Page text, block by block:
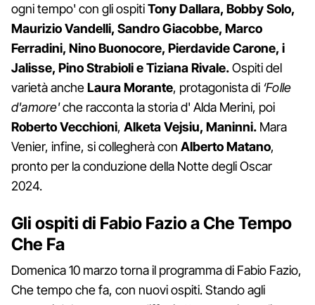
ogni tempo' con gli ospitiTony Dallara, Bobby Solo,
Maurizio Vandelli, Sandro Giacobbe, Marco
Ferradini, Nino Buonocore, Pierdavide Carone, i
Jalisse, Pino Strabioli e Tiziana Rivale.Ospiti del
varietà ancheLauraMorante, protagonista di ‘Folle
d'amore'che racconta la storia d' Alda Merini, poi
RobertoVecchioni, Alketa Vejsiu, Maninni. Mara
Venier, infine, si collegherà con Alberto Matano,
pronto per la conduzione della Notte degli Oscar
2024.
Gli ospiti di Fabio Fazio a Che Tempo
Che Fa
Domenica 10 marzo torna il programma di Fabio Fazio,
Che tempo che fa, con nuovi ospiti. Stando agli